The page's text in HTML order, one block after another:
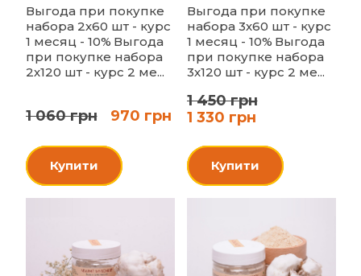
Выгода при покупке
набора 2х60 шт - курс
1 месяц - 10% Выгода
при покупке набора
2х120 шт - курс 2 ме...
1 060 грн 970 грн
Купити
Выгода при покупке
набора 3х60 шт - курс
1 месяц - 10% Выгода
при покупке набора
3х120 шт - курс 2 ме...
1 450 грн
1 330 грн
Купити